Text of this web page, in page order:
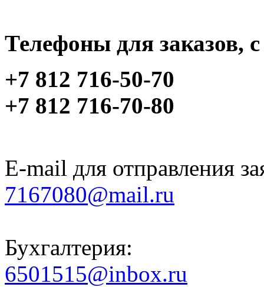
Телефоны для заказов,
+7 812 716-50-70
+7 812 716-70-80
E-mail для отправления
7167080@mail.ru
Бухгалтерия:
6501515@inbox.ru